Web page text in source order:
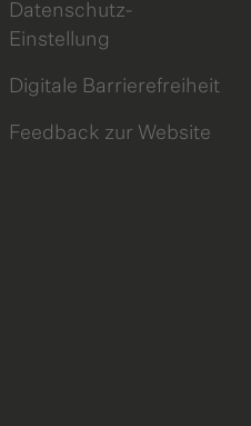
Datenschutz-
Einstellung
Digitale Barrierefreiheit
Feedback zur Website